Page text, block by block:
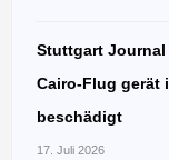
Stuttgart Journal
Cairo-Flug gerät
beschädigt
17. Juli 2026